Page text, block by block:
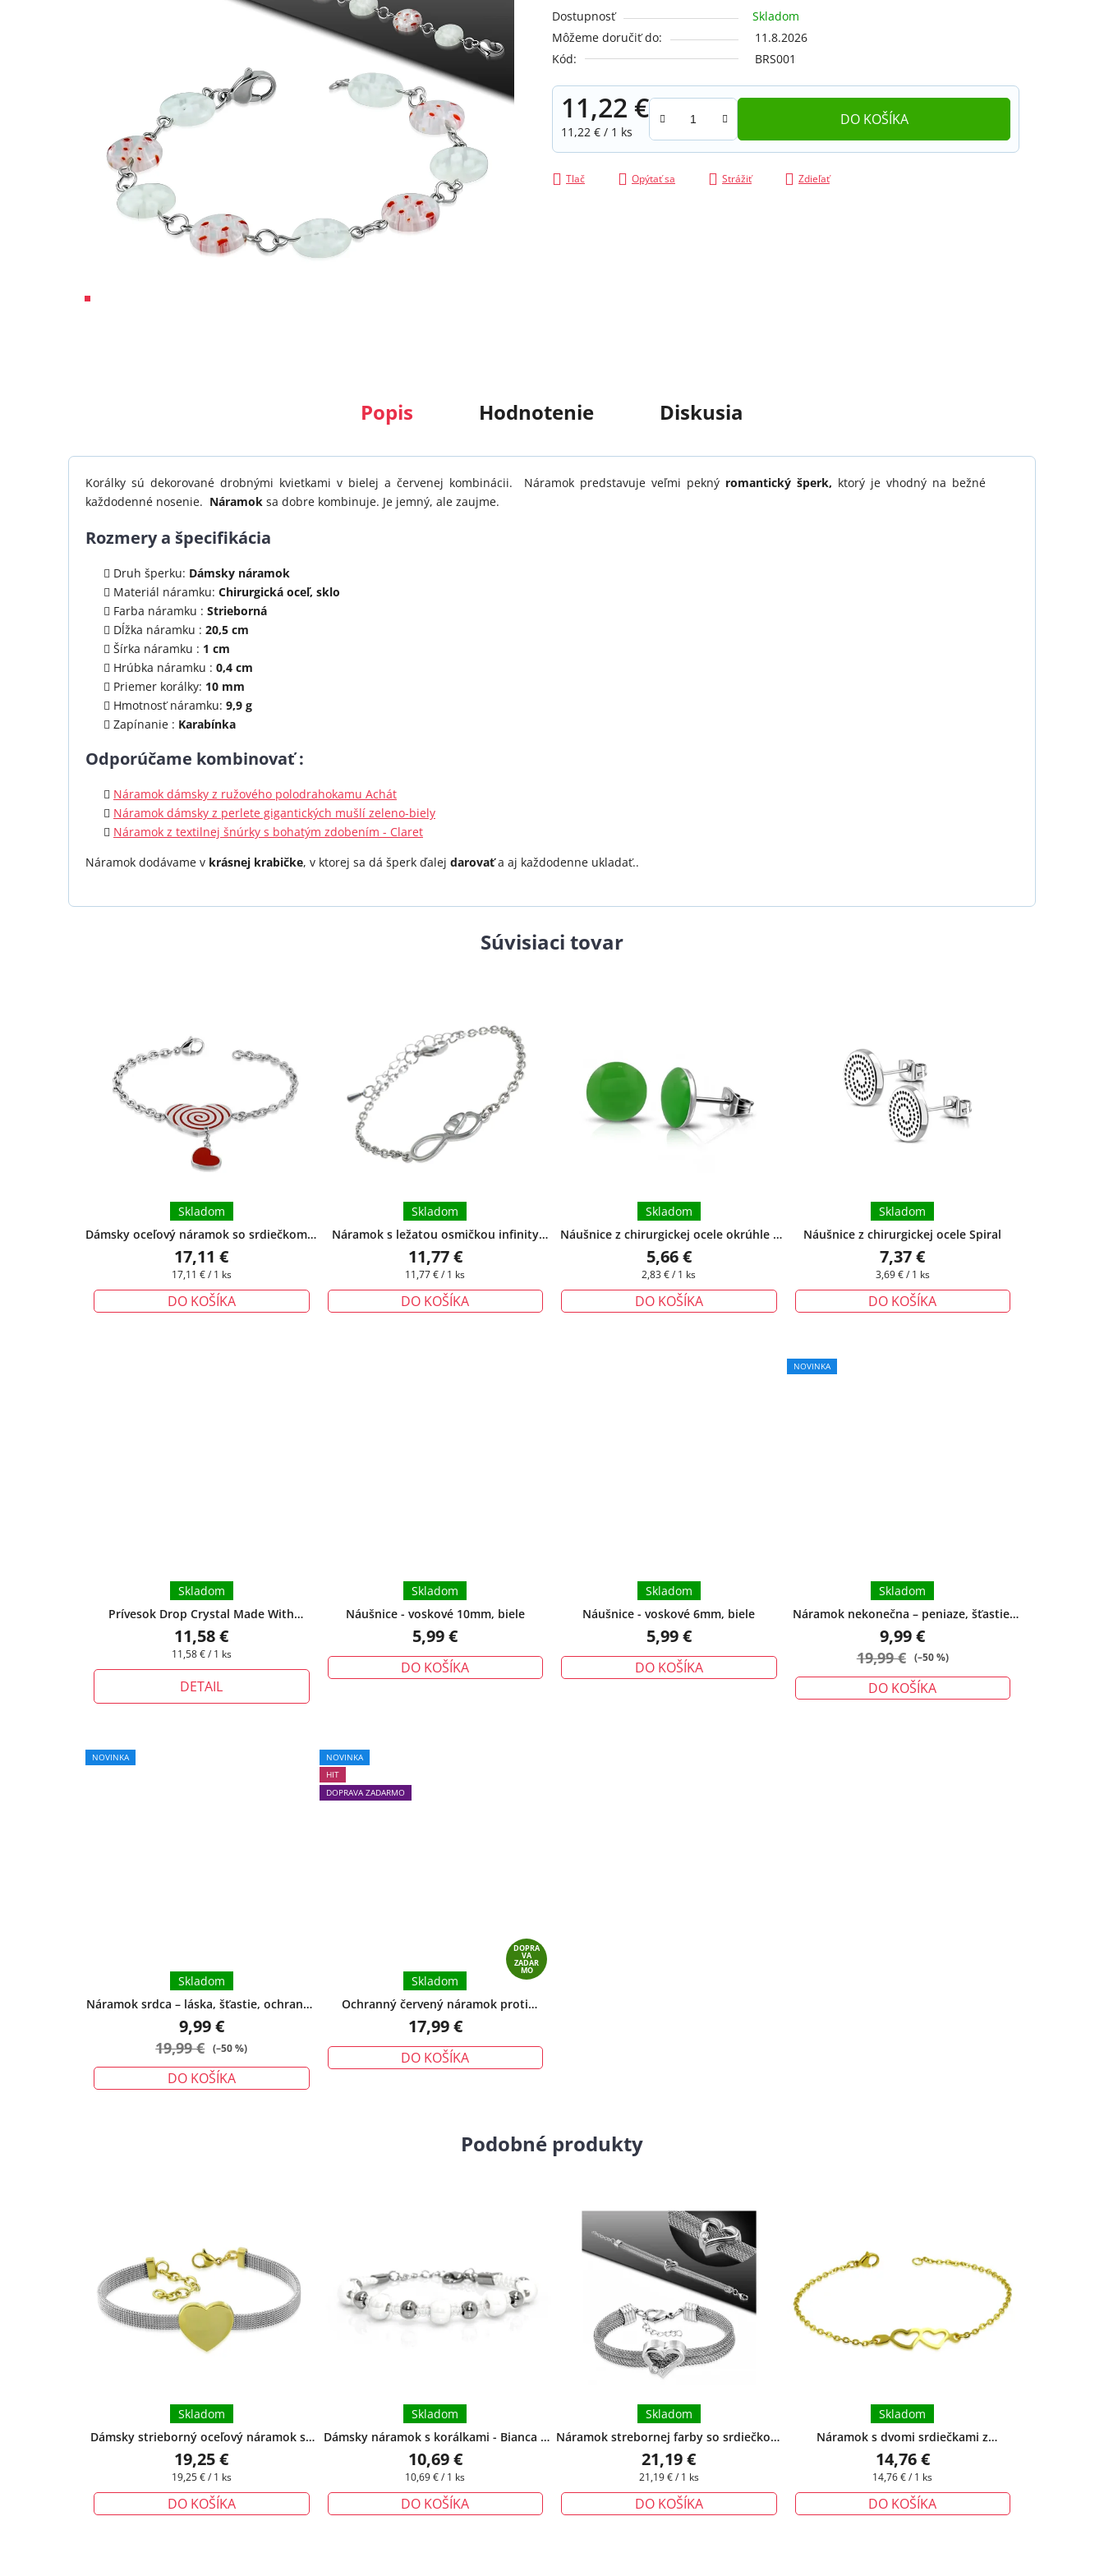
z
5
hviezdičiek.
Dostupnosť
Skladom
Môžeme doručiť do:
11.8.2026
Kód:
BRS001
11,22 €
Jednotková cena:
11,22 € / 1 ks
DO KOŠÍKA
Tlač Opýtať sa Strážiť Zdieľať
Popis Hodnotenie Diskusia
Korálky sú dekorované drobnými kvietkami v bielej a červenej kombinácii. Náramok predstavuje veľmi pekný romantický šperk, ktorý je vhodný na bežné
každodenné nosenie. Náramok sa dobre kombinuje. Je jemný, ale zaujme.
Rozmery a špecifikácia
Druh šperku: Dámsky náramok
Materiál náramku: Chirurgická oceľ, sklo
Farba náramku : Strieborná
Dĺžka náramku : 20,5 cm
Šírka náramku : 1 cm
Hrúbka náramku : 0,4 cm
Priemer korálky: 10 mm
Hmotnosť náramku: 9,9 g
Zapínanie : Karabínka
Odporúčame kombinovať :
Náramok dámsky z ružového polodrahokamu Achát
Náramok dámsky z perlete gigantických mušlí zeleno-biely
Náramok z textilnej šnúrky s bohatým zdobením - Claret
Náramok dodávame v krásnej krabičke, v ktorej sa dá šperk ďalej darovaťa aj každodenne ukladať..
Súvisiaci tovar
Dámsky oceľový náramok so srdiečkom a
príveskom - Lovely + darčeková krabička
zadarmo
Skladom
17,11 €
Jednotková
cena:
17,11 € / 1 ks
DO KOŠÍKA
Náramok s ležatou osmičkou infinity
strieborný - Eliza + darčeková krabička
zadarmo
Skladom
11,77 €
Jednotková
cena:
11,77 € / 1 ks
DO KOŠÍKA
Náušnice z chirurgickej ocele okrúhle -
+ darčeková krabička zadarmo
Skladom
5,66 €
Jednotková
cena:
2,83 € / 1 ks
DO KOŠÍKA
Náušnice z chirurgickej ocele Spiral
Skladom
7,37 €
Jednotková
cena:
3,69 € / 1 ks
DO KOŠÍKA
Prívesok Drop Crystal Made With
Swarovski s retiazkou - Vitral Medium
pri tomto produkte si môžete zvoliť
dĺžku retiazky
Skladom
11,58 €
Jednotková
11,58 € / 1 ks
DETAIL
Náušnice - voskové 10mm, biele
Skladom
5,99 €
DO KOŠÍKA
Náušnice - voskové 6mm, biele
Skladom
5,99 €
DO KOŠÍKA
NOVINKA
Náramok nekonečna – peniaze, šťastie,
ochrana - veľký
Skladom
9,99 €
19,99 € (–50 %)
DO KOŠÍKA
NOVINKA
Náramok srdca – láska, šťastie, ochrana -
malý
Skladom
9,99 €
19,99 € (–50 %)
DO KOŠÍKA
NOVINKA
HIT
DOPRAVA ZADARMO
DOPRA
VA
ZADAR
MO
Ochranný červený náramok proti
urieknutiu – tradičný talizman ochrany
Skladom
17,99 €
DO KOŠÍKA
Podobné produkty
Dámsky strieborný oceľový náramok so
zlatým srdiečkom + darčeková krabička
zadarmo
Skladom
19,25 €
Jednotková
19,25 € / 1 ks
DO KOŠÍKA
Dámsky náramok s korálkami - Bianca +
darčeková krabička zadarmo
Skladom
10,69 €
Jednotková
10,69 € / 1 ks
DO KOŠÍKA
Náramok strebornej farby so srdiečkom
+ darčeková krabička zadarmo
Skladom
21,19 €
Jednotková
21,19 € / 1 ks
DO KOŠÍKA
Náramok s dvomi srdiečkami z
chirurgickej ocele, zlatý
krabička zadarmo
Skladom
14,76 €
Jednotková
14,76 € / 1 ks
DO KOŠÍKA